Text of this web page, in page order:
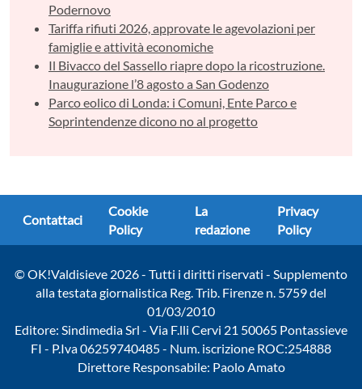
Podernovo
Tariffa rifiuti 2026, approvate le agevolazioni per
famiglie e attività economiche
Il Bivacco del Sassello riapre dopo la ricostruzione.
Inaugurazione l’8 agosto a San Godenzo
Parco eolico di Londa: i Comuni, Ente Parco e
Soprintendenze dicono no al progetto
Contattaci
Cookie
Policy
La
redazione
Privacy
Policy
© OK!Valdisieve 2026 - Tutti i diritti riservati - Supplemento
alla testata giornalistica Reg. Trib. Firenze n. 5759 del
01/03/2010
Editore: Sindimedia Srl - Via F.lli Cervi 21 50065 Pontassieve
FI - P.Iva 06259740485 - Num. iscrizione ROC:254888
Direttore Responsabile: Paolo Amato